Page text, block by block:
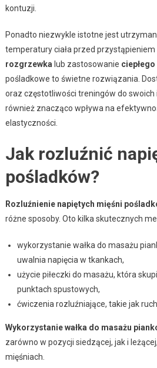
kontuzji.
Ponadto niezwykle istotne jest
temperatury ciała przed przystąpieniem
rozgrzewka lub zastosowanie
pośladkowe to świetne rozwiązania.
oraz częstotliwości treningów do
również znacząco wpływa na
elastyczności.
Jak rozluźnić
pośladków?
Rozluźnienie napiętych mięśni
różne sposoby. Oto kilka skutecznych
wykorzystanie wałka do masażu
uwalnia napięcia w tkankach,
użycie piłeczki do masażu, która
punktach spustowych,
ćwiczenia rozluźniające, takie jak
Wykorzystanie wałka do masażu
zarówno w pozycji siedzącej, jak i
mięśniach.